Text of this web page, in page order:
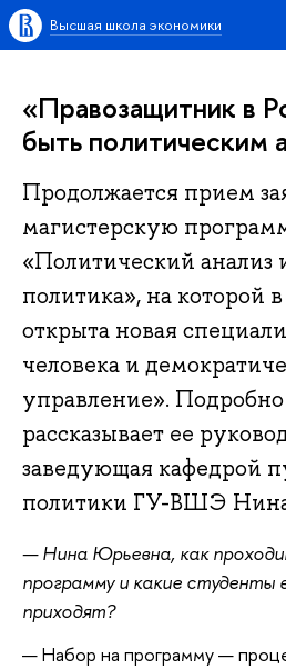
Высшая школа экономики
«Правозащитник в
быть политическим
Продолжается прием
магистерскую
«Политический анализ
политика», на которой
открыта новая
человека и
управление».
рассказывает ее
заведующая кафедрой
политики ГУ-ВШЭ Нина
— Нина Юрьевна, как
программу и какие студенты
приходят?
— Набор на программу —